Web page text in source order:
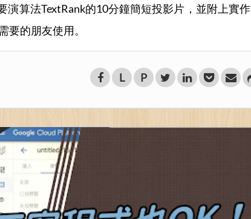
演算法TextRank的10分鐘簡短投影片，並附上實作
要的朋友使用。
L P